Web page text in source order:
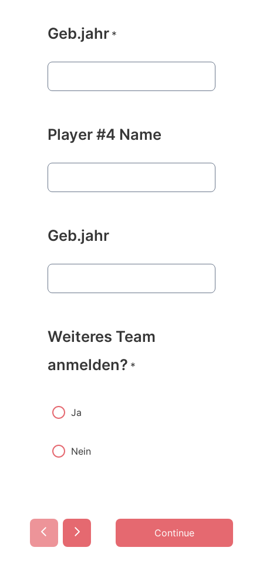
Geb.jahr *
Player #4 Name
Geb.jahr
Weiteres Team
anmelden? *
Ja
Nein
Continue